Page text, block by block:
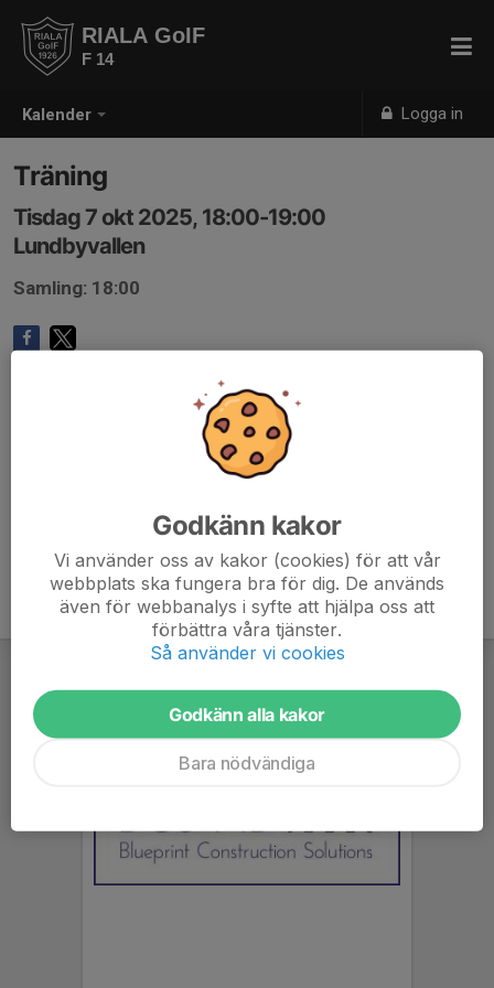
Kalender Logga in
RIALA GoIF
F 14
Träning
Tisdag 7 okt 2025, 18:00-19:00
Lundbyvallen
Samling: 18:00
Godkänn kakor
Vi använder oss av kakor (cookies) för att vår
webbplats ska fungera bra för dig. De används
även för webbanalys i syfte att hjälpa oss att
förbättra våra tjänster.
Så använder vi cookies
Godkänn alla kakor
Bara nödvändiga